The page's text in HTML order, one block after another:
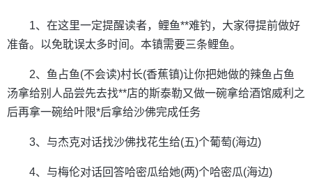
1、在这里一定提醒读者，鲤鱼**难钓，大家得提前做好
准备。以免耽误太多时间。本镇需要三条鲤鱼。
2、鱼占鱼(不会读)村长(香蕉镇)让你把她做的辣鱼占鱼
汤拿给别人品尝先去找**店的斯泰勒又做一碗拿给酒馆威利之
后再拿一碗给叶限*后拿给沙佛完成任务
3、与杰克对话找沙佛找花生给(五)个葡萄(海边)
4、与梅伦对话回答哈密瓜给她(两)个哈密瓜(海边)